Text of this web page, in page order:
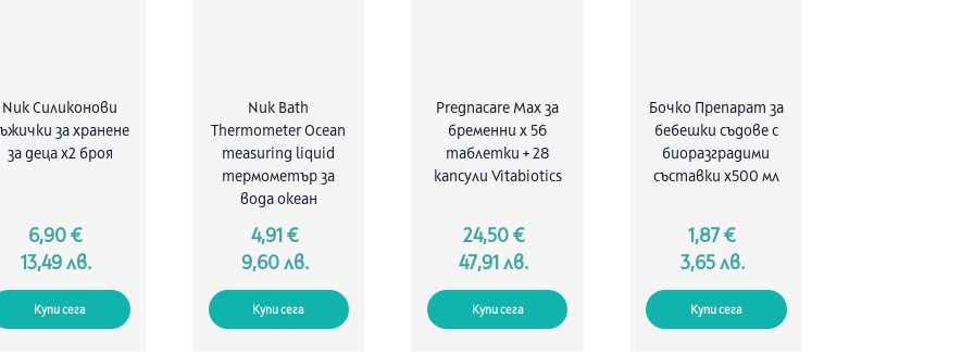
Nuk Силиконови
за хранене
за деца x2 броя
6,90 €
13,49 лв.
Купи сега
Nuk Bath
Thermometer Ocean
measuring liquid
термометър за
вода океан
4,91 €
9,60 лв.
Купи сега
Pregnacare Max за
бременни x 56
таблетки + 28
капсули Vitabiotics
24,50 €
47,91 лв.
Купи сега
Бочко Препарат за
бебешки съдове с
биоразградими
съставки x500 мл
1,87 €
3,65 лв.
Купи сега